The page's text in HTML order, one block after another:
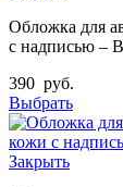
Обложка для
с надписью –
390 руб.
Выбрать
Закрыть